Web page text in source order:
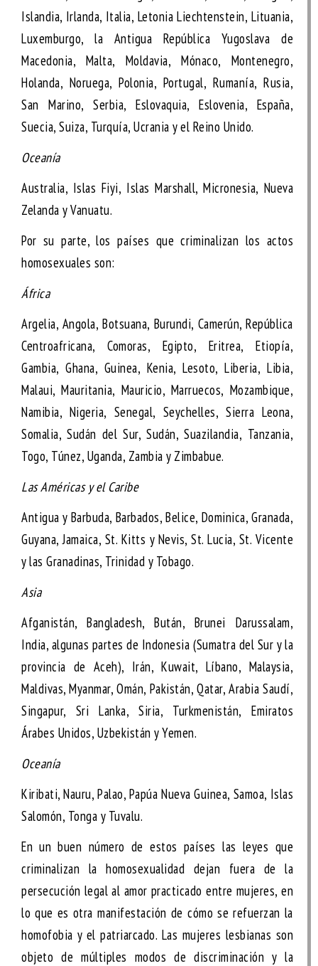
Islandia, Irlanda, Italia, Letonia Liechtenstein, Lituania,
Luxemburgo, la Antigua República Yugoslava de
Macedonia, Malta, Moldavia, Mónaco, Montenegro,
Holanda, Noruega, Polonia, Portugal, Rumanía, Rusia,
San Marino, Serbia, Eslovaquia, Eslovenia, España,
Suecia, Suiza, Turquía, Ucrania y el Reino Unido.
Oceanía
Australia, Islas Fiyi, Islas Marshall, Micronesia, Nueva
Zelanda y Vanuatu.
Por su parte, los países que criminalizan los actos
homosexuales son:
África
Argelia, Angola, Botsuana, Burundi, Camerún, República
Centroafricana, Comoras, Egipto, Eritrea, Etiopía,
Gambia, Ghana, Guinea, Kenia, Lesoto, Liberia, Libia,
Malaui, Mauritania, Mauricio, Marruecos, Mozambique,
Namibia, Nigeria, Senegal, Seychelles, Sierra Leona,
Somalia, Sudán del Sur, Sudán, Suazilandia, Tanzania,
Togo, Túnez, Uganda, Zambia y Zimbabue.
Las Américas y el Caribe
Antigua y Barbuda, Barbados, Belice, Dominica, Granada,
Guyana, Jamaica, St. Kitts y Nevis, St. Lucia, St. Vicente
y las Granadinas, Trinidad y Tobago.
Asia
Afganistán, Bangladesh, Bután, Brunei Darussalam,
India, algunas partes de Indonesia (Sumatra del Sur y la
provincia de Aceh), Irán, Kuwait, Líbano, Malaysia,
Maldivas, Myanmar, Omán, Pakistán, Qatar, Arabia Saudí,
Singapur, Sri Lanka, Siria, Turkmenistán, Emiratos
Árabes Unidos, Uzbekistán y Yemen.
Oceanía
Kiribati, Nauru, Palao, Papúa Nueva Guinea, Samoa, Islas
Salomón, Tonga y Tuvalu.
En un buen número de estos países las leyes que
criminalizan la homosexualidad dejan fuera de la
persecución legal al amor practicado entre mujeres, en
lo que es otra manifestación de cómo se refuerzan la
homofobia y el patriarcado. Las mujeres lesbianas son
objeto de múltiples modos de discriminación y la